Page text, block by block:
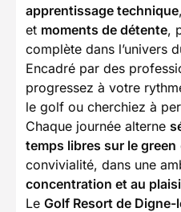
apprentissage technique,
et moments de détente,
complète dans l’univers
Encadré par des
progressez à votre
le golf ou cherchiez à
Chaque journée alterne
temps libres sur le green
convivialité, dans une
concentration et au
Le Golf Resort de Digne-